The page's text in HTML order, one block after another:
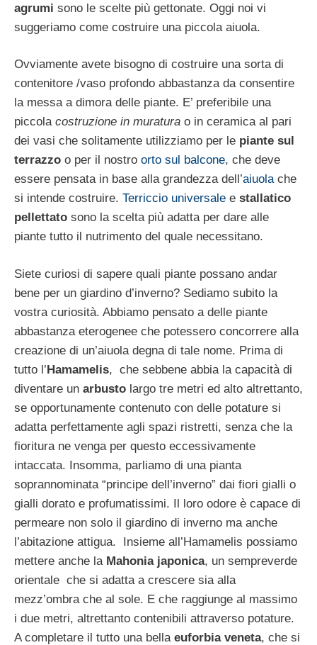
agrumi sono le scelte più gettonate. Oggi noi vi
suggeriamo come costruire una piccola aiuola.
Ovviamente avete bisogno di costruire una sorta di
contenitore /vaso profondo abbastanza da consentire
la messa a dimora delle piante. E’ preferibile una
piccola costruzione in muratura o in ceramica al pari
dei vasi che solitamente utilizziamo per le piante sul
terrazzo o per il nostro orto sul balcone, che deve
essere pensata in base alla grandezza dell’aiuolache
si intende costruire. Terriccio universale e stallatico
pellettato sono la scelta più adatta per dare alle
piante tutto il nutrimento del quale necessitano.
Siete curiosi di sapere quali piante possano andar
bene per un giardino d’inverno? Sediamo subito la
vostra curiosità. Abbiamo pensato a delle piante
abbastanza eterogenee che potessero concorrere alla
creazione di un’aiuola degna di tale nome. Prima di
tutto l’Hamamelis, che sebbene abbia la capacità di
diventare un arbusto largo tre metri ed alto altrettanto,
se opportunamente contenuto con delle potature si
adatta perfettamente agli spazi ristretti, senza che la
fioritura ne venga per questo eccessivamente
intaccata. Insomma, parliamo di una pianta
soprannominata “principe dell’inverno” dai fiori gialli o
gialli dorato e profumatissimi. Il loro odore è capace di
permeare non solo il giardino di inverno ma anche
l’abitazione attigua. Insieme all’Hamamelis possiamo
mettere anche la Mahonia japonica, un sempreverde
orientale che si adatta a crescere sia alla
mezz’ombra che al sole. E che raggiunge al massimo
i due metri, altrettanto contenibili attraverso potature.
A completare il tutto una bella euforbia veneta, che si